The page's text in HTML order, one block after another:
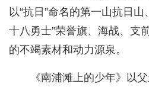
以“抗日”命名的第一山抗日
十八勇士”荣誉旗、海战、支
的不竭素材和动力源泉。
《南浦滩上的少年》以